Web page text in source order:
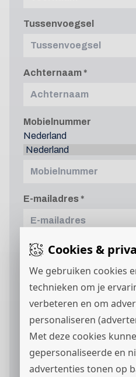
Cookies &
We gebruiken cookies
technieken om je
verbeteren en om
personaliseren
Met deze cookies
gepersonaliseerde en
advertenties tonen op
Tussenvoegsel
Achternaam
Mobielnummer
Nederland
E-mailadres
Curriculum vitae
Motivatie